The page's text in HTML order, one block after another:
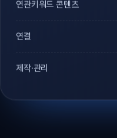
연관키워드 콘텐츠
연결
제작·관리